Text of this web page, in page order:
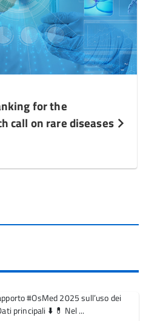
for the
call on rare diseases
#OsMed 2025 sull’uso dei
principali ⬇️ 💊 Nel ...